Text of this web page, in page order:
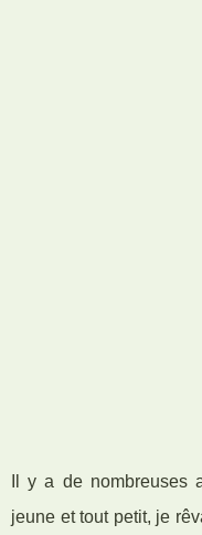
Il y a de nombreuses
jeune et tout petit, je